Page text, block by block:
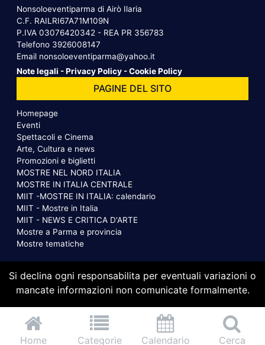
Home Categorie Calendario Cerca
Nonsoloeventiparma di Airò Ilaria
C.F. RAILRI67A71M109N
P.IVA 03076420342 - REA PR 356783
Telefono 3926008147
Email nonsoloeventiparma@yahoo.it
Note legali -Privacy Policy -Cookie Policy
PAGINE DEL SITO
Homepage
Eventi
Spettacoli e Cinema
Arte, Cultura e news
Promozioni e biglietti
MOSTRE NEL NORD ITALIA
MOSTRE IN ITALIA CENTRALE
MIIT -MOSTRE IN ITALIA: calendario
MIIT - Mostre in Italia
MIIT - NEWS E CRITICA D'ARTE
Mostre a Parma e provincia
Mostre tematiche
Si declina ogni responsabilita per eventuali variazioni o
mancate informazioni non comunicate formalmente.